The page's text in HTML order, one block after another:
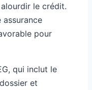
le crédit.
assurance
pour
qui inclut le
et